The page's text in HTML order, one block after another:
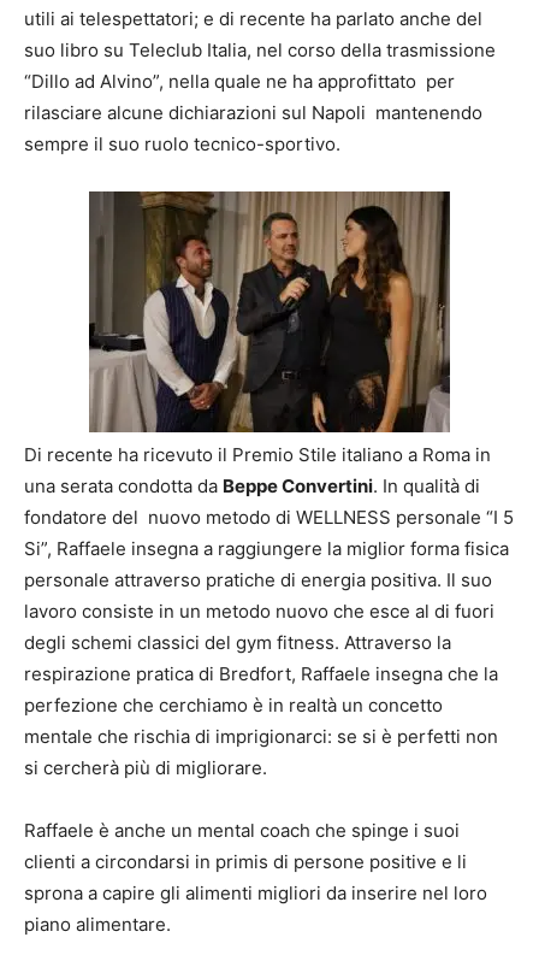
utili ai telespettatori; e di recente ha parlato anche del
suo libro su Teleclub Italia, nel corso della trasmissione
“Dillo ad Alvino”, nella quale ne ha approfittato per
rilasciare alcune dichiarazioni sul Napoli mantenendo
sempre il suo ruolo tecnico-sportivo.
Di recente ha ricevuto il Premio Stile italiano a Roma in
una serata condotta da Beppe Convertini. In qualità di
fondatore del nuovo metodo di WELLNESS personale “I 5
Si”, Raffaele insegna a raggiungere la miglior forma fisica
personale attraverso pratiche di energia positiva. Il suo
lavoro consiste in un metodo nuovo che esce al di fuori
degli schemi classici del gym fitness. Attraverso la
respirazione pratica di Bredfort, Raffaele insegna che la
perfezione che cerchiamo è in realtà un concetto
mentale che rischia di imprigionarci: se si è perfetti non
si cercherà più di migliorare.
Raffaele è anche un mental coach che spinge i suoi
clienti a circondarsi in primis di persone positive e li
sprona a capire gli alimenti migliori da inserire nel loro
piano alimentare.